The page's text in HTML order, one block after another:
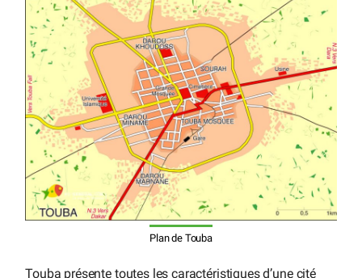
Plan de Touba
Touba présente toutes les caractéristiques d’une cité